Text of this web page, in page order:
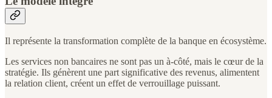
Il représente la transformation complète de la banque en écosystème.
Les services non bancaires ne sont pas un à-côté, mais le cœur de la
stratégie. Ils génèrent une part significative des revenus, alimentent
la relation client, créent un effet de verrouillage puissant.